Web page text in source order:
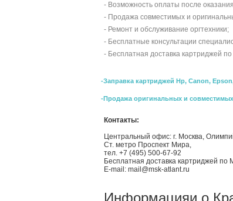
- Возможность оплаты после оказания
- Продажа совместимых и
- Ремонт и обслуживание оргтехники;
- Бесплатные консультации
- Бесплатная доставка картриджей
-Заправка картриджей Hp, Canon,
-Продажа оригинальных и
Контакты:
Центральный офис: г. Москва,
Ст. метро Проспект Мира,
тел. +7 (495) 500-67-92
Бесплатная доставка картриджей по
E-mail: mail@msk-atlant.ru